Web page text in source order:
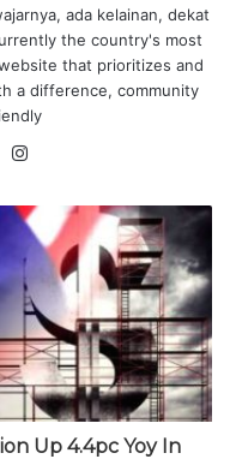
ada kelainan, dekat
the country's most
that prioritizes and
a difference, community
I
s
t
a
g
r
a
m
Up 4.4pc Yoy In